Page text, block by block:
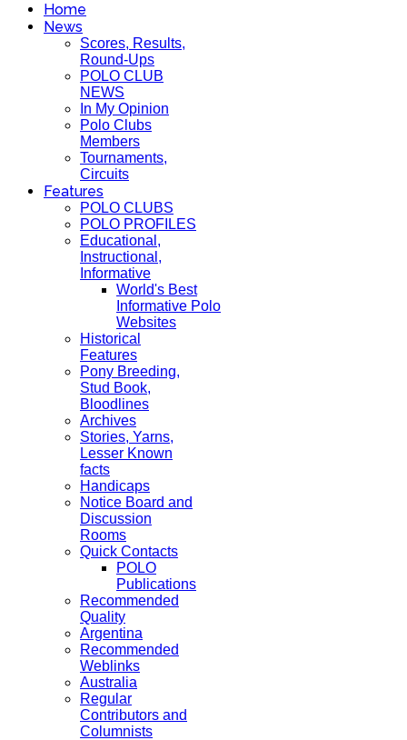
Home
News
Scores, Results,
Round-Ups
POLO CLUB
NEWS
In My Opinion
Polo Clubs
Members
Tournaments,
Circuits
Features
POLO CLUBS
POLO PROFILES
Educational,
Instructional,
Informative
World's Best
Informative Polo
Websites
Historical
Features
Pony Breeding,
Stud Book,
Bloodlines
Archives
Stories, Yarns,
Lesser Known
facts
Handicaps
Notice Board and
Discussion
Rooms
Quick Contacts
POLO
Publications
Recommended
Quality
Argentina
Recommended
Weblinks
Australia
Regular
Contributors and
Columnists